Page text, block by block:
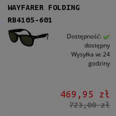
WAYFARER FOLDING
RB4105-601
Dostępność:
dostępny
Wysyłka w: 24
godziny
469,95 zł
723,00 zł